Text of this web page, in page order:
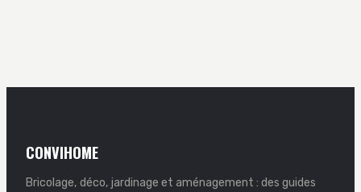
CONVIHOME
Bricolage, déco, jardinage et aménagement : des guides